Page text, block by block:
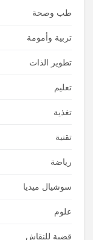
طب وصحة
تربية وأمومة
تطوير الذات
تعليم
تغذية
تقنية
رياضة
سوشيال ميديا
علوم
قضية للنقاش